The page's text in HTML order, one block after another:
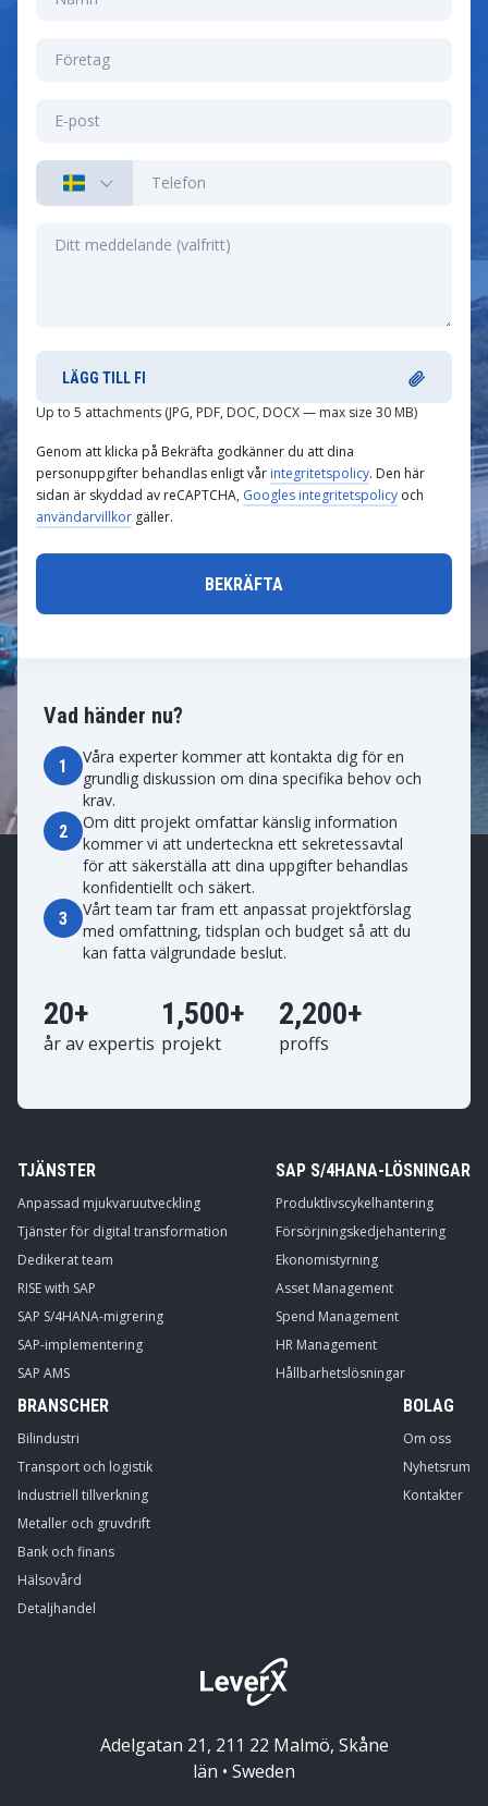
Vad händer nu?
1
Våra experter kommer att kontakta dig för en
grundlig diskussion om dina specifika behov och
krav.
2
Om ditt projekt omfattar känslig information
kommer vi att underteckna ett sekretessavtal
för att säkerställa att dina uppgifter behandlas
konfidentiellt och säkert.
3
Vårt team tar fram ett anpassat projektförslag
med omfattning, tidsplan och budget så att du
kan fatta välgrundade beslut.
20+
år av expertis
1,500+
projekt
2,200+
proffs
LÄGG TILL FI
Up to 5 attachments (JPG, PDF, DOC, DOCX — max size 30 MB)
Genom att klicka på Bekräfta godkänner du att dina
personuppgifter behandlas enligt vår integritetspolicy. Den här
sidan är skyddad av reCAPTCHA, Googles integritetspolicy och
användarvillkor gäller.
TJÄNSTER
Anpassad mjukvaruutveckling
Tjänster för digital transformation
Dedikerat team
RISE with SAP
SAP S/4HANA-migrering
SAP-implementering
SAP AMS
SAP S/4HANA-LÖSNINGAR
Produktlivscykelhantering
Försörjningskedjehantering
Ekonomistyrning
Asset Management
Spend Management
HR Management
Hållbarhetslösningar
BRANSCHER
Bilindustri
Transport och logistik
Industriell tillverkning
Metaller och gruvdrift
Bank och finans
Hälsovård
Detaljhandel
BOLAG
Om oss
Nyhetsrum
Kontakter
Adelgatan 21, 211 22 Malmö, Skåne
län • Sweden